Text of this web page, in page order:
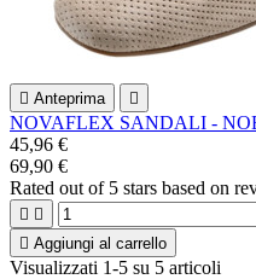
 Anteprima 
NOVAFLEX SANDALI -
45,96 €
69,90 €
Rated out of 5 stars based on
 
 Aggiungi al carrello
Visualizzati 1-5 su 5 articoli